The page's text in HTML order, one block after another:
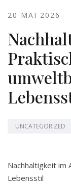
20 MAI 2026
UNCATEGORIZED
Nachhaltigkeit im
Lebensstil